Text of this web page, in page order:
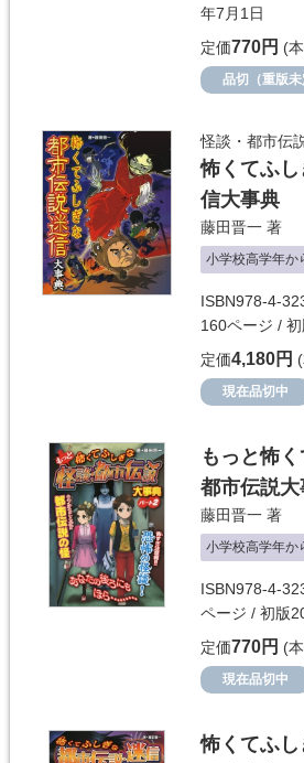
年7月1日
定価770円 (
品切（重版未
怪談・都市伝
怖くてふ
信大事典
藤田晋一 著
小学校高学年か
ISBN978-4-
160ページ /
定価4,180円
現在品切中
もっと怖
都市伝説
藤田晋一 著
小学校高学年か
ISBN978-4-
ページ / 初版
定価770円 (
現在品切中
怖くてふ